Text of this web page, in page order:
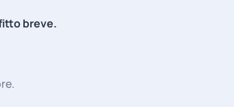
breve.